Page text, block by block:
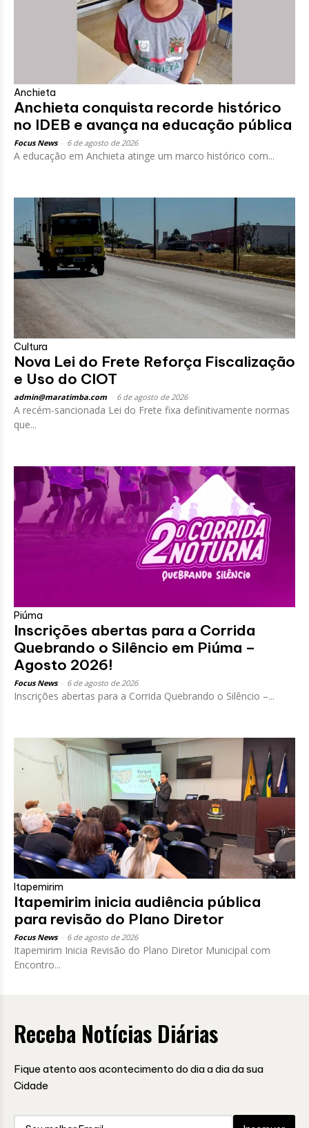
Anchieta
Anchieta conquista recorde histórico
no IDEB e avança na educação pública
Focus News 6 de agosto de 2026
A educação em Anchieta atinge um marco histórico com...
Cultura
Nova Lei do Frete Reforça Fiscalização
e Uso do CIOT
admin@maratimba.com 6 de agosto de 2026
A recém-sancionada Lei do Frete fixa definitivamente normas
que...
Piúma
Inscrições abertas para a Corrida
Quebrando o Silêncio em Piúma –
Agosto 2026!
Focus News 6 de agosto de 2026
Inscrições abertas para a Corrida Quebrando o Silêncio –...
Itapemirim
Itapemirim inicia audiência pública
para revisão do Plano Diretor
Focus News 6 de agosto de 2026
Itapemirim Inicia Revisão do Plano Diretor Municipal com
Encontro...
Receba Notícias Diárias
Fique atento aos acontecimento do dia a dia da sua
Cidade